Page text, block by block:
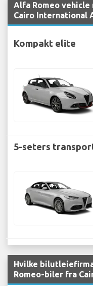
Alfa Romeo
Cairo International
Kompakt elite
5-seters
Hvilke
Romeo-biler fra